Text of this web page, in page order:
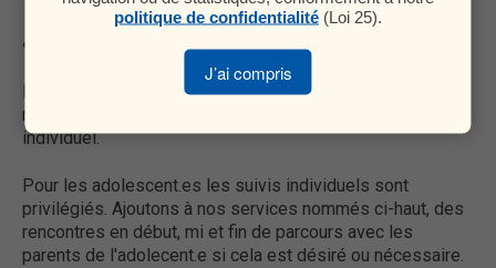
motifs de la demande ;
Support aux conjoint(e)s.
Pour les adultes, la thérapie de groupe est privilégiée,
mais dans certains cas le client demeure en suivi
individuel.
Pour les adolescent.es les suivis individuels sont
privilégiés. Ajoutons à nos services nommés ci-haut, des
rencontres en début, mi et fin de parcours avec les
parents de l'adolecent.e si cela est désiré ou nécessaire.
politique de confidentialité (Loi 25).
J’ai compris